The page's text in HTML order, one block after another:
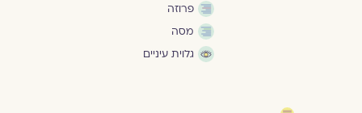
פרוזה
מסה
גלוית עיניים